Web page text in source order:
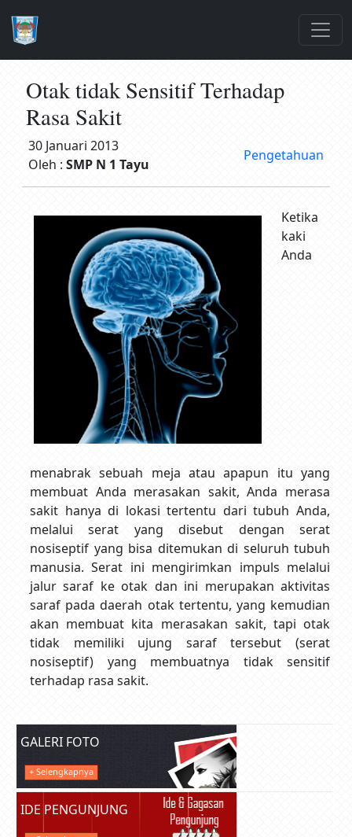
GALERI FOTO
+ Selengkapnya
IDE PENGUNJUNG
Otak tidak Sensitif Terhadap
Rasa Sakit
30 Januari 2013
Oleh : SMP N 1 Tayu
Pengetahuan
Ketika
kaki
Anda
menabrak sebuah meja atau apapun itu yang
membuat Anda merasakan sakit, Anda merasa
sakit hanya di lokasi tertentu dari tubuh Anda,
melalui serat yang disebut dengan serat
nosiseptif yang bisa ditemukan di seluruh tubuh
manusia. Serat ini mengirimkan impuls melalui
jalur saraf ke otak dan ini merupakan aktivitas
saraf pada daerah otak tertentu, yang kemudian
akan membuat kita merasakan sakit, tapi otak
tidak memiliki ujung saraf tersebut (serat
nosiseptif) yang membuatnya tidak sensitif
terhadap rasa sakit.